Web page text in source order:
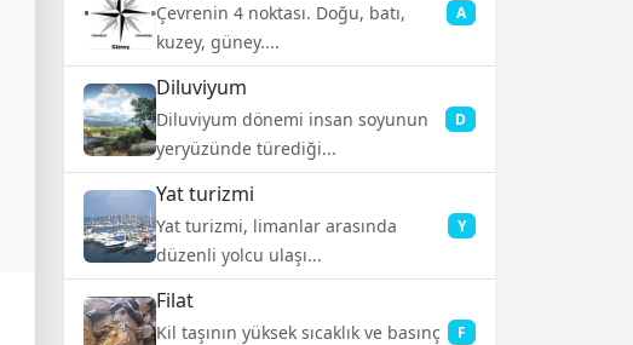
Çevrenin 4 noktası. Doğu, batı,
kuzey, güney....
A
Diluviyum
Diluviyum dönemi insan soyunun
yeryüzünde türediği...
D
Yat turizmi
Yat turizmi, limanlar arasında
düzenli yolcu ulaşı...
Y
Filat
Kil taşının yüksek sıcaklık ve basınç
F